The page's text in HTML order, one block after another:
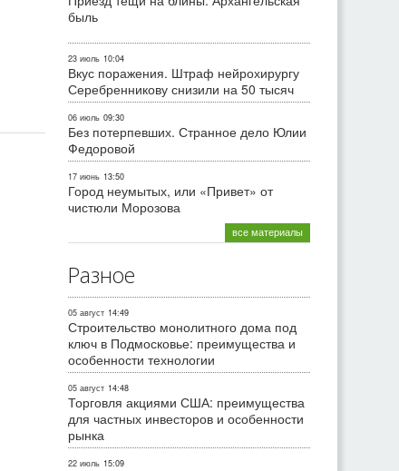
быль
23 июль 10:04
Вкус поражения. Штраф нейрохирургу
Серебренникову снизили на 50 тысяч
06 июль 09:30
Без потерпевших. Странное дело Юлии
Федоровой
17 июнь 13:50
Город неумытых, или «Привет» от
чистюли Морозова
все материалы
Разное
05 август 14:49
Строительство монолитного дома под
ключ в Подмосковье: преимущества и
особенности технологии
05 август 14:48
Торговля акциями США: преимущества
для частных инвесторов и особенности
рынка
22 июль 15:09